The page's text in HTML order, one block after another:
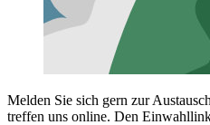
Melden Sie sich gern zur
treffen uns online. Den